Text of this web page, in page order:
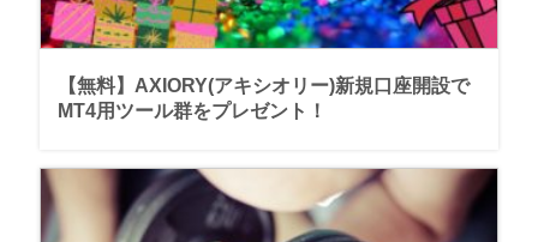
【無料】AXIORY(アキシオリー)新規口座開設で
MT4用ツール群をプレゼント！